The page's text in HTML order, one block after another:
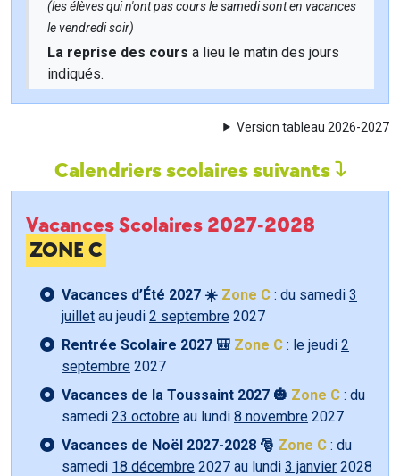
(les élèves qui n'ont pas cours le samedi sont en vacances
le vendredi soir)
La reprise des cours a lieu le matin des jours
indiqués.
Version tableau 2026-2027
Calendriers scolaires suivants
Vacances Scolaires 2027-2028
ZONE C
Vacances d’Été 2027 ☀️ Zone C : du samedi 3
juillet au jeudi 2 septembre 2027
Rentrée Scolaire 2027 🎒 Zone C : le jeudi 2
septembre 2027
Vacances de la Toussaint 2027 🎃 Zone C : du
samedi 23 octobre au lundi 8 novembre 2027
Vacances de Noël 2027-2028 🎅 Zone C : du
samedi 18 décembre 2027 au lundi 3 janvier 2028